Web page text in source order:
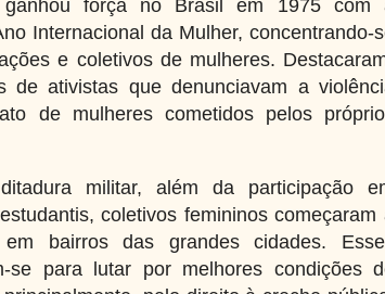
ganhou força no Brasil em 1975 com
Internacional da Mulher, concentrando-
e coletivos de mulheres.
de ativistas que denunciavam a
de mulheres cometidos pelos
militar, além da participação
coletivos femininos começaram
bairros das grandes cidades.
se para lutar por melhores condições